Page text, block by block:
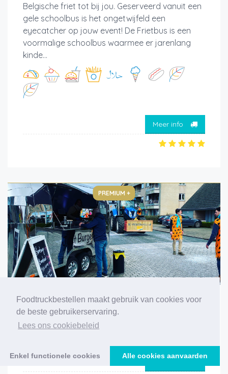
Foodtruckbestellen maakt gebruik van cookies voor
de beste gebruikerservaring.
Lees ons cookiebeleid
Enkel functionele cookies Alle cookies aanvaarden
Belgische friet tot bij jou. Geserveerd vanuit een
gele schoolbus is het ongetwijfeld een
eyecatcher op jouw event! De Frietbus is een
voormalige schoolbus waarmee er jarenlang
kinde...
Meer info
PREMIUM +
Just Burger